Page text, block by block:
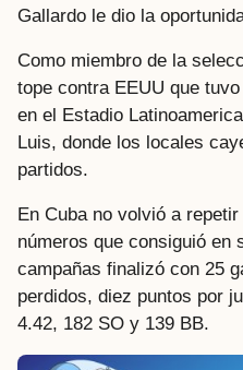
Gallardo le dio la
Como miembro de la
tope contra EEUU que
en el Estadio
Luis, donde los locales
partidos.
En Cuba no volvió a
números que consiguió en
campañas finalizó con 25
perdidos, diez puntos por
4.42, 182 SO y 139 BB.